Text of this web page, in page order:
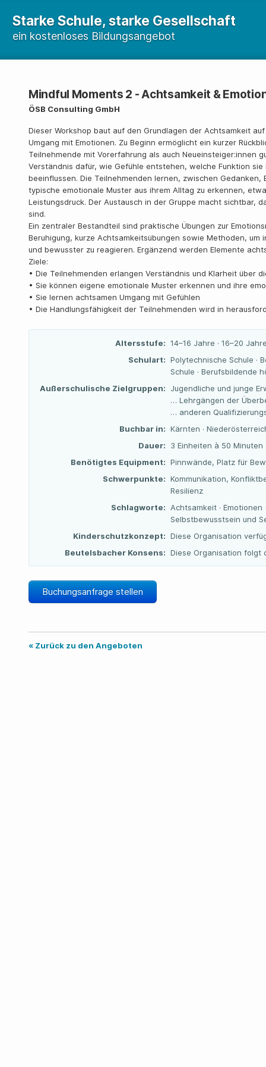
Starke Schule, starke Gesellschaft
ein kostenloses Bildungsangebot
Mindful Moments 2 - Achtsamkeit &
ÖSB Consulting GmbH
Dieser Workshop baut auf den Grundlagen der Achtsamkeit
Umgang mit Emotionen. Zu Beginn ermöglicht ein kurzer
Teilnehmende mit Vorerfahrung als auch Neueinsteiger:innen
Verständnis dafür, wie Gefühle entstehen, welche Funktion
beeinflussen. Die Teilnehmenden lernen, zwischen
typische emotionale Muster aus ihrem Alltag zu erkennen,
Leistungsdruck. Der Austausch in der Gruppe macht sichtbar,
sind.
Ein zentraler Bestandteil sind praktische Übungen zur
Beruhigung, kurze Achtsamkeitsübungen sowie Methoden,
und bewusster zu reagieren. Ergänzend werden Elemente
Ziele:
• Die Teilnehmenden erlangen Verständnis und Klarheit über
• Sie können eigene emotionale Muster erkennen und ihre
• Sie lernen achtsamen Umgang mit Gefühlen
• Die Handlungsfähigkeit der Teilnehmenden wird in
Altersstufe: 14–16 Jahre · 16–20
Schulart: Polytechnische Schule ·
Schule · Berufsbildende
Außerschulische Zielgruppen:
Jugendliche und junge
… Lehrgängen der
… anderen
Buchbar in: Kärnten ·
Dauer:
3 Einheiten à 50 Minuten
Benötigtes Equipment: Pinnwände, Platz für
Schwerpunkte: Kommunikation,
Resilienz
Schlagworte:
Achtsamkeit ·
Selbstbewusstsein und
Kinderschutzkonzept: Diese Organisation
Beutelsbacher Konsens: Diese Organisation folgt
Buchungsanfrage stellen
« Zurück zu den Angeboten